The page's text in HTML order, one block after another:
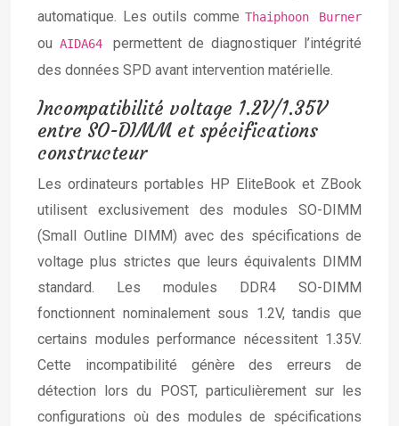
automatique. Les outils commeThaiphoon Burner
ou AIDA64 permettent de diagnostiquer l’intégrité
des données SPD avant intervention matérielle.
Incompatibilité voltage 1.2V/1.35V
entre SO-DIMM et spécifications
constructeur
Les ordinateurs portables HP EliteBook et ZBook
utilisent exclusivement des modules SO-DIMM
(Small Outline DIMM) avec des spécifications de
voltage plus strictes que leurs équivalents DIMM
standard. Les modules DDR4 SO-DIMM
fonctionnent nominalement sous 1.2V, tandis que
certains modules performance nécessitent 1.35V.
Cette incompatibilité génère des erreurs de
détection lors du POST, particulièrement sur les
configurations où des modules de spécifications